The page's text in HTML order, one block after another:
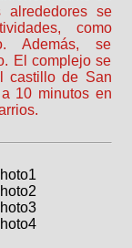
alrededores se
como
Además, se
El complejo se
castillo de San
10 minutos en